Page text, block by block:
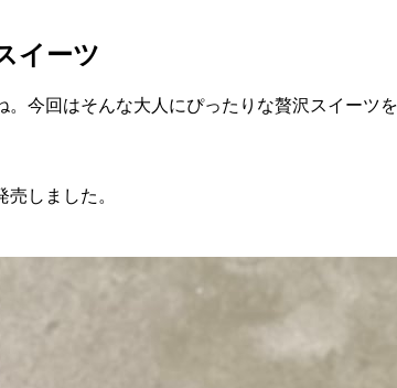
イーツ
今回はそんな大人にぴったりな贅沢スイーツ
しました。